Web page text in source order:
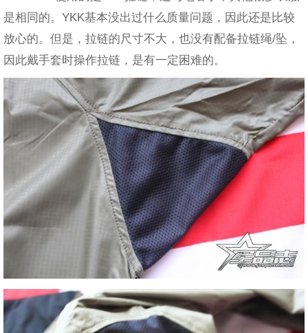
是相同的。YKK基本没出过什么质量问题，因此还是比较
放心的。但是，拉链的尺寸不大，也没有配备拉链绳/坠，
因此戴手套时操作拉链，是有一定困难的。